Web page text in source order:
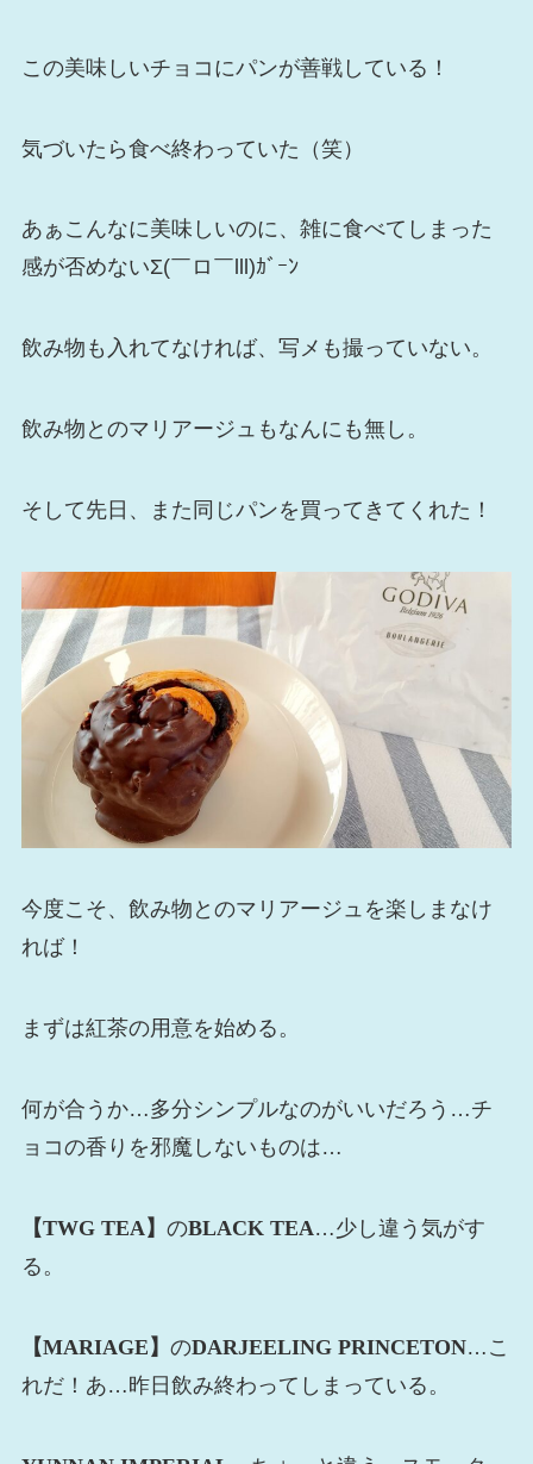
この美味しいチョコにパンが善戦している！
気づいたら食べ終わっていた（笑）
あぁこんなに美味しいのに、雑に食べてしまった
感が否めないΣ(￣ロ￣lll)ｶﾞｰﾝ
飲み物も入れてなければ、写メも撮っていない。
飲み物とのマリアージュもなんにも無し。
そして先日、また同じパンを買ってきてくれた！
今度こそ、飲み物とのマリアージュを楽しまなけ
れば！
まずは紅茶の用意を始める。
何が合うか…多分シンプルなのがいいだろう…チ
ョコの香りを邪魔しないものは…
【TWG TEA】 のBLACK TEA…少し違う気がす
る。
【MARIAGE】 のDARJEELING PRINCETON…こ
れだ！あ…昨日飲み終わってしまっている。